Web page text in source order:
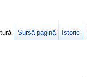
Sursă pagină Istoric